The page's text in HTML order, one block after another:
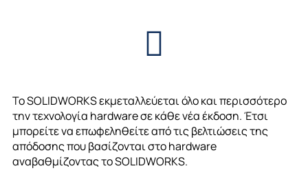
Το SOLIDWORKS εκμεταλλεύεται όλο και περισσότερο
την τεχνολογία hardwareσε κάθε νέα έκδοση. Έτσι
μπορείτε να επωφεληθείτε από τις βελτιώσεις της
απόδοσης που βασίζονται στοhardware
αναβαθμίζοντας τοSOLIDWORKS.